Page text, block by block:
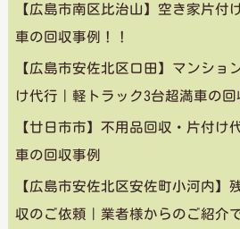
【広島市南区比治山】空き家片付
車の回収事例！！
【広島市安佐北区口田】マンショ
け代行｜軽トラック3台超満車の回
【廿日市市】不用品回収・片付け
車の回収事例
【広島市安佐北区安佐町小河内】
収のご依頼｜業者様からのご紹介